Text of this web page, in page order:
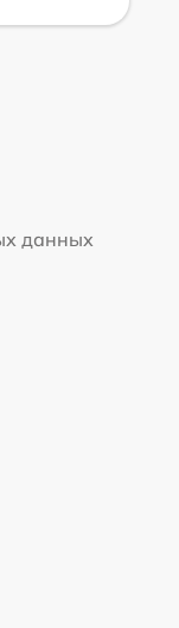
данных